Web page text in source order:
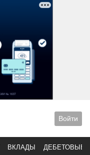
Войти
ВКЛАДЫ ДЕБЕТОВЫЕ